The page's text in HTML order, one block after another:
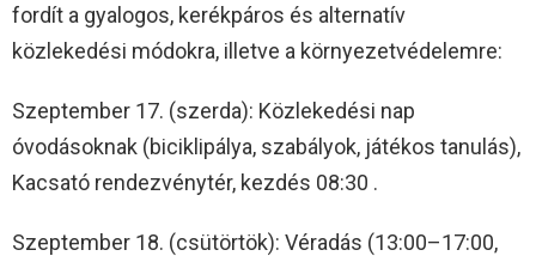
fordít a gyalogos, kerékpáros és alternatív
közlekedési módokra, illetve a környezetvédelemre:
Szeptember 17. (szerda): Közlekedési nap
óvodásoknak (biciklipálya, szabályok, játékos tanulás),
Kacsató rendezvénytér, kezdés 08:30 .
Szeptember 18. (csütörtök): Véradás (13:00–17:00,